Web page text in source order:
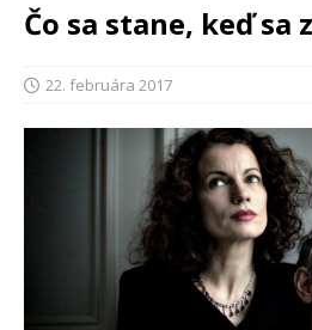
Čo sa stane, keď sa
22. februára 2017